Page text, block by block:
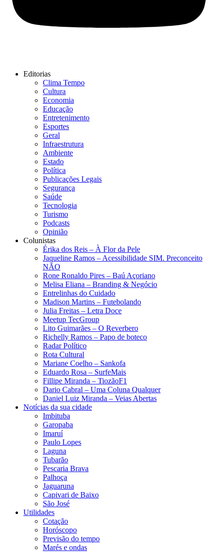
Editorias
Clima Tempo
Cultura
Economia
Educação
Entretenimento
Esportes
Geral
Infraestrutura
Ambiente
Estado
Política
Publicações Legais
Segurança
Saúde
Tecnologia
Turismo
Podcasts
Opinião
Colunistas
Érika dos Reis​ – À Flor da Pele
Jaqueline Ramos – Acessibilidade SIM. Preconceito
NÃO
Rone Ronaldo Pires – Baú Açoriano
Melisa Eliana – Branding & Negócio
Entrelinhas do Cuidado
Madison Martins – Futebolando
Julia Freitas​ – Letra Doce
Meetup TecGroup
Lito Guimarães – O Reverbero
Richelly Ramos​ – Papo de boteco
Radar Político
Rota Cultural
Mariane Coelho – Sankofa
Eduardo Rosa​ – SurfeMais
Fillipe Miranda – TiozãoF1
Dario Cabral – Uma Coluna Qualquer
Daniel Luiz Miranda – Veias Abertas
Notícias da sua cidade
Imbituba
Garopaba
Imaruí
Paulo Lopes
Laguna
Tubarão
Pescaria Brava
Palhoça
Jaguaruna
Capivari de Baixo
São José
Utilidades
Cotação
Horóscopo
Previsão do tempo
Marés e ondas